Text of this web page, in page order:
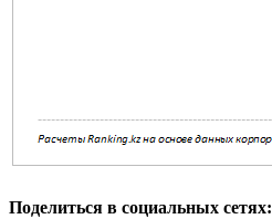
Поделиться в социальных сетях: